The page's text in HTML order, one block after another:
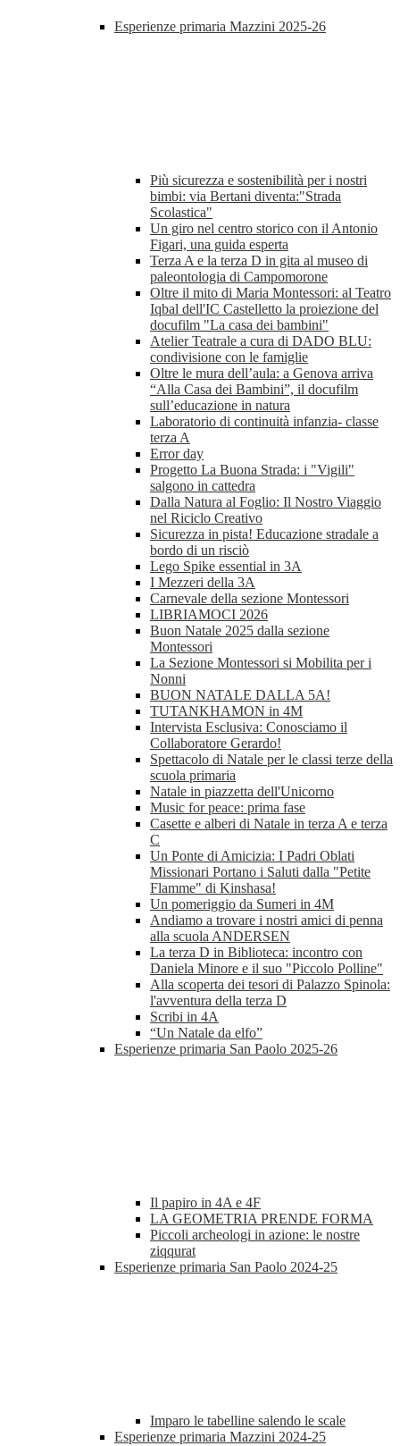
Esperienze primaria Mazzini 2025-26
Più sicurezza e sostenibilità per i nostri
bimbi: via Bertani diventa:"Strada
Scolastica"
Un giro nel centro storico con il Antonio
Figari, una guida esperta
Terza A e la terza D in gita al museo di
paleontologia di Campomorone
Oltre il mito di Maria Montessori: al Teatro
Iqbal dell'IC Castelletto la proiezione del
docufilm "La casa dei bambini"
Atelier Teatrale a cura di DADO BLU:
condivisione con le famiglie
Oltre le mura dell’aula: a Genova arriva
“Alla Casa dei Bambini”, il docufilm
sull’educazione in natura
Laboratorio di continuità infanzia- classe
terza A
Error day
Progetto La Buona Strada: i "Vigili"
salgono in cattedra
Dalla Natura al Foglio: Il Nostro Viaggio
nel Riciclo Creativo
Sicurezza in pista! Educazione stradale a
bordo di un risciò
Lego Spike essential in 3A
I Mezzeri della 3A
Carnevale della sezione Montessori
LIBRIAMOCI 2026
Buon Natale 2025 dalla sezione
Montessori
La Sezione Montessori si Mobilita per i
Nonni
BUON NATALE DALLA 5A!
TUTANKHAMON in 4M
Intervista Esclusiva: Conosciamo il
Collaboratore Gerardo!
Spettacolo di Natale per le classi terze della
scuola primaria
Natale in piazzetta dell'Unicorno
Music for peace: prima fase
Casette e alberi di Natale in terza A e terza
C
Un Ponte di Amicizia: I Padri Oblati
Missionari Portano i Saluti dalla "Petite
Flamme" di Kinshasa!
Un pomeriggio da Sumeri in 4M
Andiamo a trovare i nostri amici di penna
alla scuola ANDERSEN
La terza D in Biblioteca: incontro con
Daniela Minore e il suo "Piccolo Polline"
Alla scoperta dei tesori di Palazzo Spinola:
l'avventura della terza D
Scribi in 4A
“Un Natale da elfo”
Esperienze primaria San Paolo 2025-26
Il papiro in 4A e 4F
LA GEOMETRIA PRENDE FORMA
Piccoli archeologi in azione: le nostre
ziqqurat
Esperienze primaria San Paolo 2024-25
Imparo le tabelline salendo le scale
Esperienze primaria Mazzini 2024-25